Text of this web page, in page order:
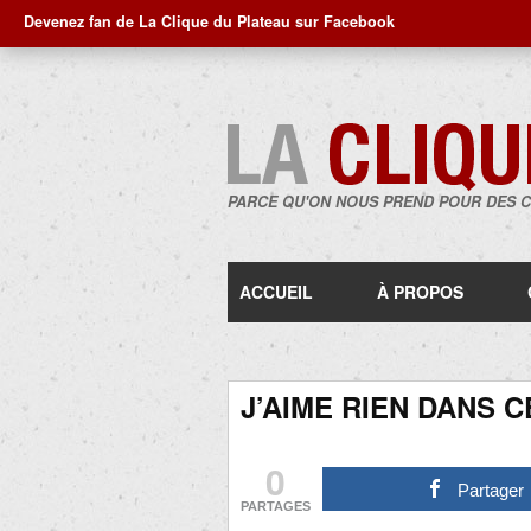
Devenez fan de La Clique du Plateau sur Facebook
PARCE QU'ON NOUS PREND POUR DES
ACCUEIL À PROPOS
J’AIME RIEN DANS
0
PARTAGES
Partager